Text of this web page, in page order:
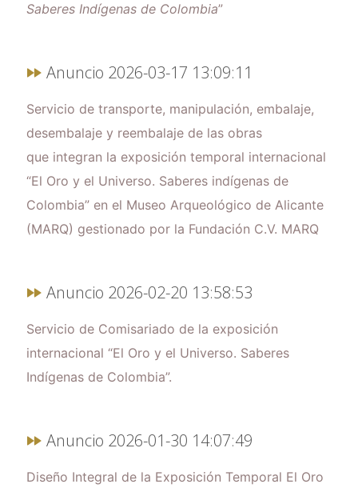
Saberes Indígenas de Colombia”
Anuncio 2026-03-17 13:09:11
Servicio de transporte, manipulación, embalaje,
desembalaje y reembalaje de las obras
que integran la exposición temporal internacional
“El Oro y el Universo. Saberes indígenas de
Colombia” en el Museo Arqueológico de Alicante
(MARQ) gestionado por la Fundación C.V. MARQ
Anuncio 2026-02-20 13:58:53
Servicio de Comisariado de la exposición
internacional “El Oro y el Universo. Saberes
Indígenas de Colombia”.
Anuncio 2026-01-30 14:07:49
Diseño Integral de la Exposición Temporal El Oro